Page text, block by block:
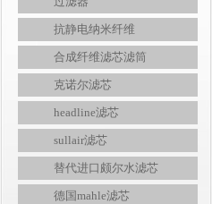
抗静电纳米纤维
合成纤维滤芯滤筒
克诺尔滤芯
headline滤芯
sullair滤芯
替代进口颇尔水滤芯
德国mahle滤芯